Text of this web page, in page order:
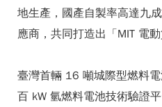
地生產，國產自製率高達九
應商，共同打造出「MIT 電動
臺灣首輛 16 噸城際型燃料
百 kW 氫燃料電池技術驗證